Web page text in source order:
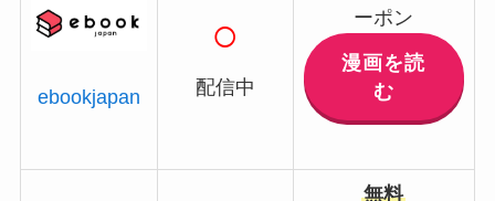
ebookjapan
○
配信中
ーポン
漫画を読
む
無料